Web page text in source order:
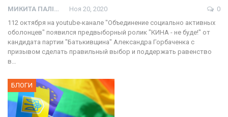
МИКИТА ПАЛІЙ Ноя 20, 2020
0
112 октября на youtube-канале "Объединение социально активных
оболонцев" появился предвыборный ролик "КИНА - не буде!" от
кандидата партии "Батькивщина" Александра Горбаченка с
призывом сделать правильный выбор и поддержать равенство
в…
БЛОГИ